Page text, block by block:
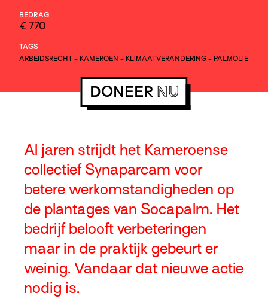
BEDRAG
€ 770
TAGS
ARBEIDSRECHT - KAMEROEN - KLIMAATVERANDERING - PALMOLIE
DONEER NU
Al jaren strijdt het Kameroense
collectief Synaparcam voor
betere werkomstandigheden op
de plantages van Socapalm. Het
bedrijf belooft verbeteringen
maar in de praktijk gebeurt er
weinig. Vandaar dat nieuwe actie
nodig is.